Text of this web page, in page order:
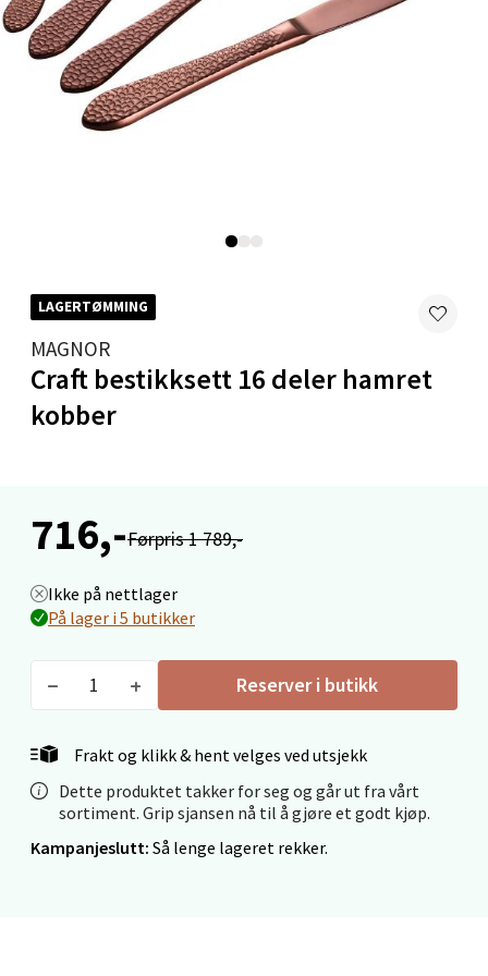
LAGERTØMMING
MAGNOR
Craft bestikksett 16 deler hamret
kobber
716,-Førpris 1 789,-
Ikke på nettlager
På lager i 5 butikker
Reserver i butikk
Frakt og klikk & hent velges ved utsjekk
Dette produktet takker for seg og går ut fra vårt
sortiment. Grip sjansen nå til å gjøre et godt kjøp.
Kampanjeslutt: Så lenge lageret rekker.
Bryne/Jæren - M44
Stavanger og Sandnes - Thon
Senter Madla
0 i butikk
Levanger - Magneten
Moafjæra 14, 7606 Levanger
Åpent i dag 10-18
0 i butikk